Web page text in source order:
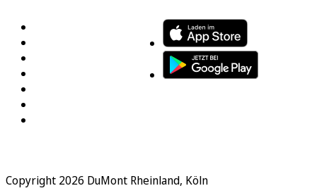
Copyright 2026 DuMont Rheinland, Köln